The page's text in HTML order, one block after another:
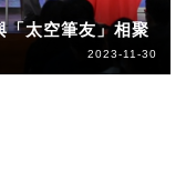
「太空筆友」相聚
2023-11-30